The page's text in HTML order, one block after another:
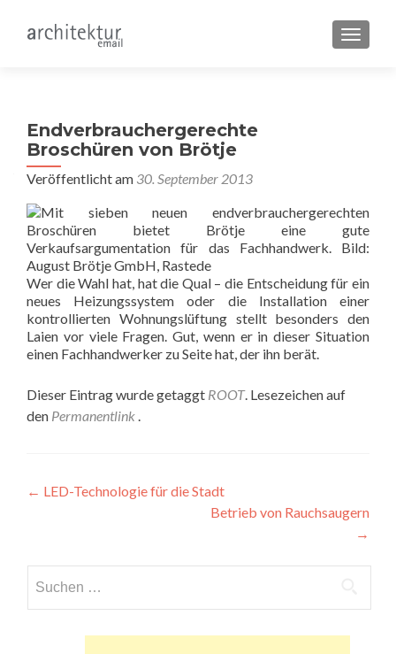
Endverbrauchergerechte
Broschüren von Brötje
Veröffentlicht am 30. September 2013
Wer die Wahl hat, hat die Qual – die Entscheidung für ein
neues Heizungssystem oder die Installation einer
kontrollierten Wohnungslüftung stellt besonders den
Laien vor viele Fragen. Gut, wenn er in dieser Situation
einen Fachhandwerker zu Seite hat, der ihn berät.
Dieser Eintrag wurde getaggt ROOT. Lesezeichen auf
den Permanentlink .
Beitragsnavigation
← LED-Technologie für die Stadt
Betrieb von Rauchsaugern
→
nach: